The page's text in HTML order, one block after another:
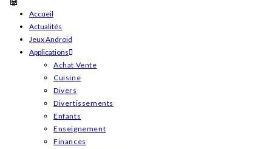
Skip
content
Accueil
Actualités
Jeux Android
Applications
Achat Vente
Cuisine
Divers
Divertissements
Enfants
Enseignement
Finances